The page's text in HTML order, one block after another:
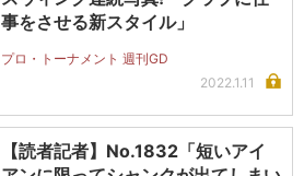
事をさせる新スタイル」
プロ・トーナメント 週刊GD
2022.1.11
【読者記者】No.1832「短いアイ